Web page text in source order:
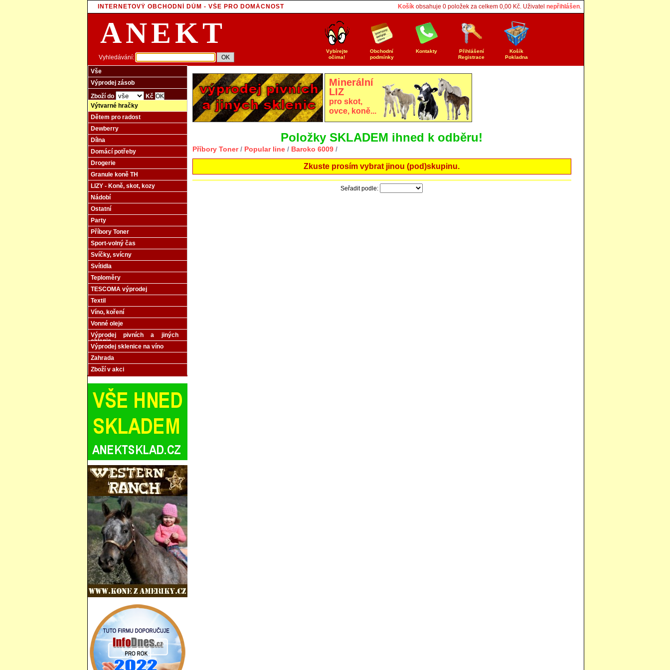
INTERNETOVÝ OBCHODNÍ DŮM - VŠE PRO DOMÁCNOST Košíkobsahuje 0položek za celkem 0,00Kč. Uživatel nepřihlášen.
ANEKT
Vyhledávání:
Košík
Pokladna
Přihlášení
Registrace
Kontakty
Obchodní
podmínky
Vybírejte
očima!
Vše
Výprodej zásob
Zboží do
Kč
Výtvarné hračky
Dětem pro radost
Dewberry
Dílna
Domácí potřeby
Drogerie
Granule koně TH
LIZY - Koně, skot, kozy
Nádobí
Ostatní
Party
Příbory Toner
Sport-volný čas
Svíčky, svícny
Svítidla
Teploměry
TESCOMA výprodej
Textil
Víno, koření
Vonné oleje
Výprodej pivních a jiných
sklenic
Výprodej sklenice na víno
Zahrada
Zboží v akci
Minerální
LIZ
pro skot,
ovce, koně...
Položky SKLADEM ihned k odběru!
Příbory Toner/ Popular line/ Baroko 6009/
Zkuste prosím vybrat jinou (pod)skupinu.
Seřadit podle: